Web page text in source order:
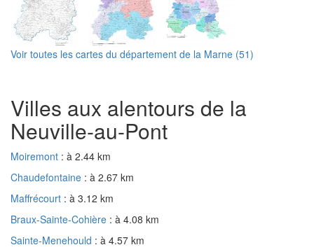
Voir toutes les cartes du département de la Marne (51)
Villes aux alentours de la
Neuville-au-Pont
Moiremont : à 2.44 km
Chaudefontaine : à 2.67 km
Maffrécourt : à 3.12 km
Braux-Sainte-Cohière : à 4.08 km
Sainte-Menehould : à 4.57 km